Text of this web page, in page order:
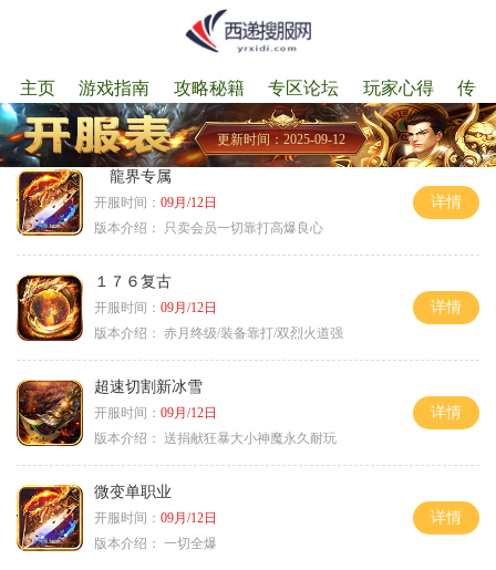
主页 游戏指南 攻略秘籍 专区论坛 玩家心得 传
更新时间：2025-09-12
龍界专属
开服时间： 09月/12日
版本介绍：
只卖会员一切靠打高爆良心
详情
１７６复古
开服时间： 09月/12日
版本介绍： 赤月终级/装备靠打/双烈火道强
详情
超速切割新冰雪
开服时间： 09月/12日
版本介绍： 送捐献狂暴大小神魔永久耐玩
详情
微变单职业
开服时间： 09月/12日
版本介绍： 一切全爆
详情